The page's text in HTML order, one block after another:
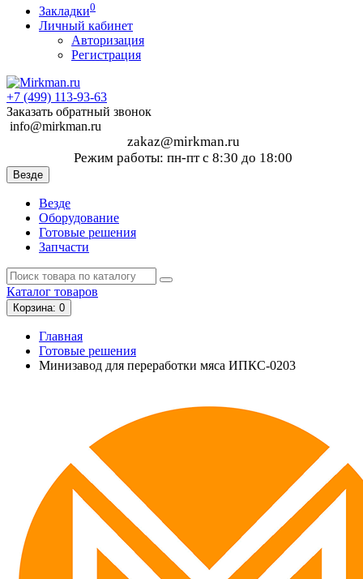
Закладки0
Личный кабинет
Авторизация
Регистрация
+7 (499) 113-93-63
Заказать обратный звонок
info@mirkman.ru
zakaz@mirkman.ru
Режим работы: пн-пт с 8:30 до 18:00
Везде
Везде
Оборудование
Готовые решения
Запчасти
Каталог товаров
Корзина: 0
Главная
Готовые решения
Минизавод для переработки мяса ИПКС-0203